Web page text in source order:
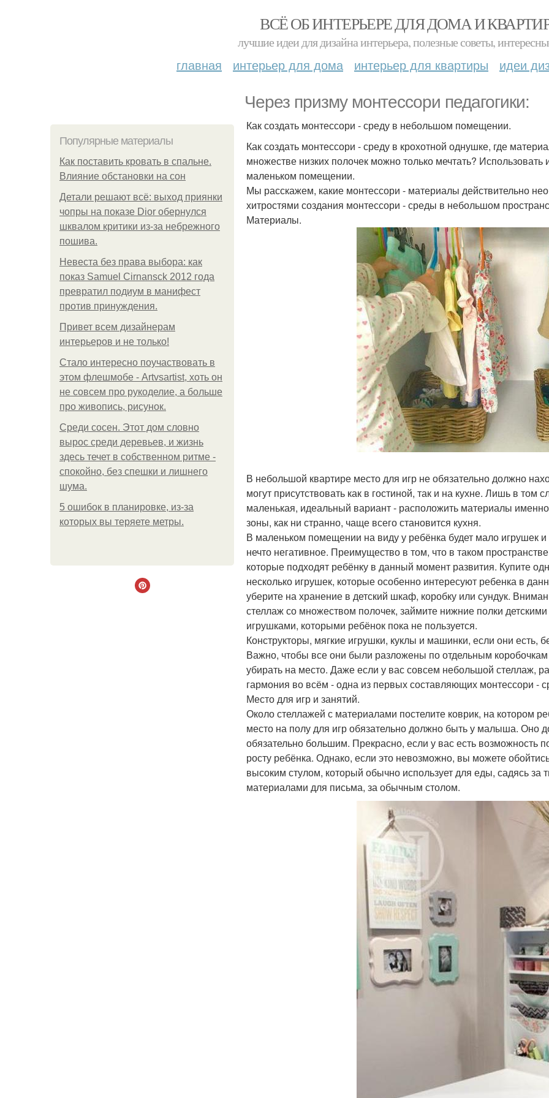
ВСЁ ОБ ИНТЕРЬЕРЕ ДЛЯ ДОМА И
лучшие идеи для дизайна интерьера, полезные советы,
главная интерьер для дома интерьер для квартиры идеи
Через призму монтессори педагогики:
Популярные материалы
Как поставить кровать в спальне.
Влияние обстановки на сон
Детали решают всё: выход приянки
чопры на показе Dior обернулся
шквалом критики из-за небрежного
пошива.
Невеста без права выбора: как
показ Samuel Cirnansck 2012 года
превратил подиум в манифест
против принуждения.
Привет всем дизайнерам
интерьеров и не только!
Стало интересно поучаствовать в
этом флешмобе - Artvsartist, хоть он
не совсем про рукоделие, а больше
про живопись, рисунок.
Среди сосен. Этот дом словно
вырос среди деревьев, и жизнь
здесь течет в собственном ритме -
спокойно, без спешки и лишнего
шума.
5 ошибок в планировке, из-за
которых вы теряете метры.
Как создать монтессори - среду в небольшом помещении.
Как создать монтессори - среду в крохотной однушке, где
множестве низких полочек можно только мечтать?
маленьком помещении.
Мы расскажем, какие монтессори - материалы действительно
хитростями создания монтессори - среды в небольшом
Материалы.
В небольшой квартире место для игр не обязательно должно
могут присутствовать как в гостиной, так и на кухне. Лишь в том
маленькая, идеальный вариант - расположить материалы
зоны, как ни странно, чаще всего становится кухня.
В маленьком помещении на виду у ребёнка будет мало игрушек
нечто негативное. Преимущество в том, что в таком
которые подходят ребёнку в данный момент развития. Купите
несколько игрушек, которые особенно интересуют ребенка в
уберите на хранение в детский шкаф, коробку или сундук.
стеллаж со множеством полочек, займите нижние полки
игрушками, которыми ребёнок пока не пользуется.
Конструкторы, мягкие игрушки, куклы и машинки, если они есть,
Важно, чтобы все они были разложены по отдельным
убирать на место. Даже если у вас совсем небольшой стеллаж,
гармония во всём - одна из первых составляющих монтессори -
Место для игр и занятий.
Около стеллажей с материалами постелите коврик, на котором
место на полу для игр обязательно должно быть у малыша. Оно
обязательно большим. Прекрасно, если у вас есть возможность
росту ребёнка. Однако, если это невозможно, вы можете
высоким стулом, который обычно использует для еды, садясь за
материалами для письма, за обычным столом.